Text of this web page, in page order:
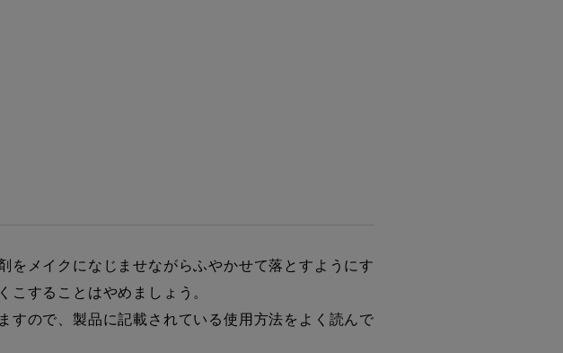
をメイクになじませながらふやかせて落とすようにす
こすることはやめましょう。
すので、製品に記載されている使用方法をよく読んで